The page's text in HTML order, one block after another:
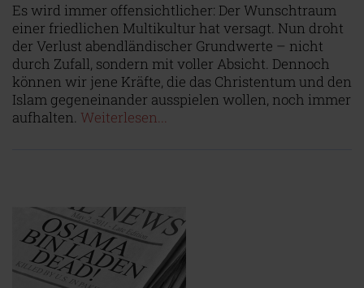
Es wird immer offensichtlicher: Der Wunschtraum
einer friedlichen Multikultur hat versagt. Nun droht
der Verlust abendländischer Grundwerte – nicht
durch Zufall, sondern mit voller Absicht. Dennoch
können wir jene Kräfte, die das Christentum und den
Islam gegeneinander ausspielen wollen, noch immer
aufhalten. Weiterlesen...